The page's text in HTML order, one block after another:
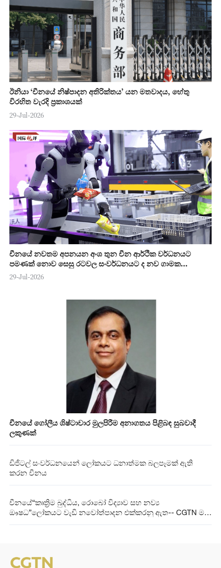
ඊනියා ‘චීනයේ නිෂ්පාදන අතිරික්තය’ යන මතවාදය, හේතු
විරහිත වැරදි ප්‍රකාශයක්
29-Jul-2026
චීනයේ නවතම අපනයන අංශ තුන චීන ආර්ථික වර්ධනයට
පමණක් නොව සෙසු රටවල සංවර්ධනයට ද නව ගාමක
ශක්තියක්
29-Jul-2026
චීනයේ ගෝලීය ශිෂ්ටාචාර මුලපිරීම අනාගතය පිළිබඳ සුබවාදී
ලකුණක්
ඩිජිටල් සංවර්ධනයෙන් ලෝකයට ධනාත්මක බලපෑමක් ඇති
කරන චීනය
චීනයේ“කෘත්‍රිම බුද්ධිය, රොබෝ විද්‍යාව සහ නව්‍ය
ඖෂධ”ලෝකයට වැඩි නවෝත්පාදන එක්කරනු ඇත-- CGTN මත